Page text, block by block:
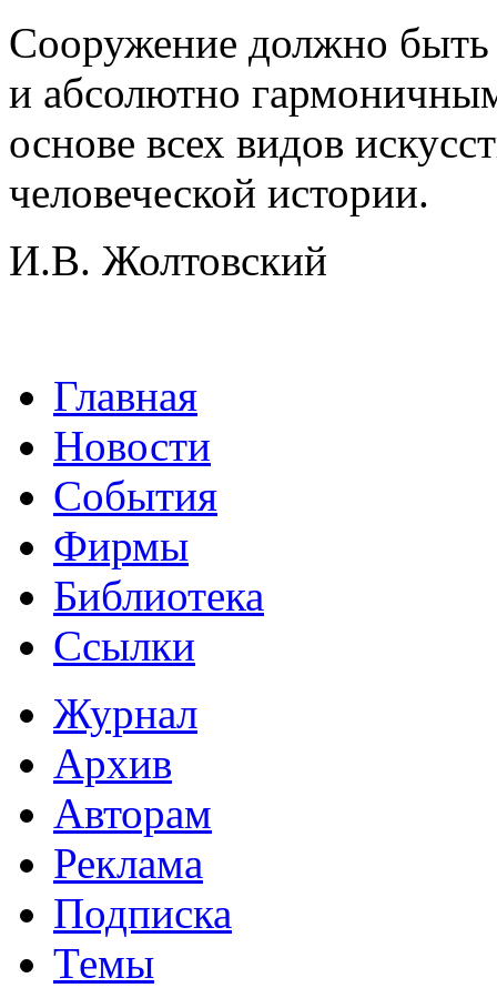
Сооружение должно быть
и абсолютно
основе всех видов
человеческой истории.
И.В. Жолтовский
Главная
Новости
События
Фирмы
Библиотека
Ссылки
Журнал
Архив
Авторам
Реклама
Подписка
Темы